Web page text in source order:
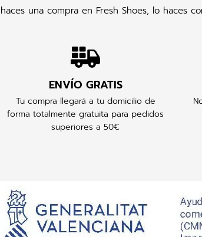
una compra en Fresh Shoes, lo haces
ENVÍO GRATIS
Tu compra llegará a tu domicilio de
forma totalmente gratuita para pedidos
superiores a 50€